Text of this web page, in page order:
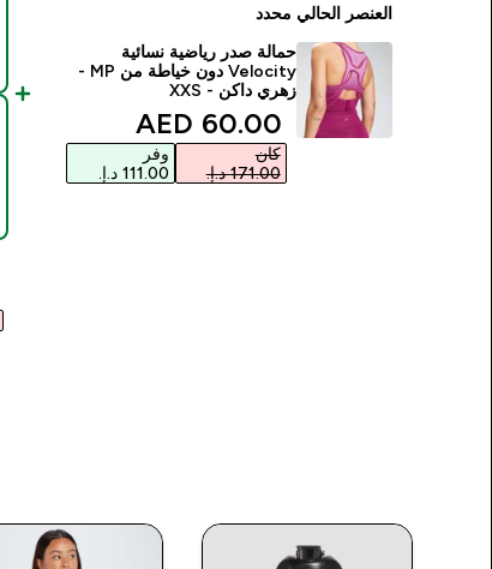
العنصر الحالي محدد
حمالة صدر رياضية نسائية
Velocity دون خياطة من MP -
زهري داكن - XXS
discounted price
60.00 AED‎
كان
‏171.00 د.إ.‏‎
وفر